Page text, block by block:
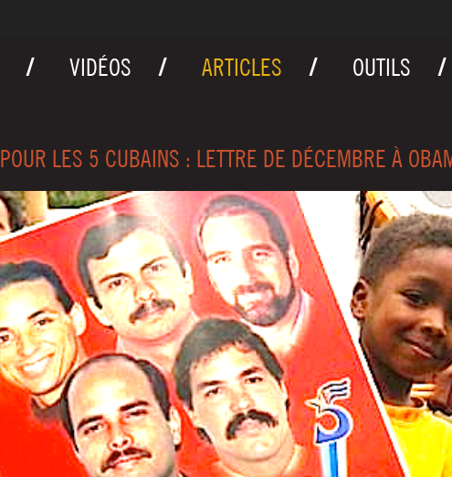
VIDÉOS ARTICLES OUTILS
POUR LES 5 CUBAINS : LETTRE DE DÉCEMBRE À